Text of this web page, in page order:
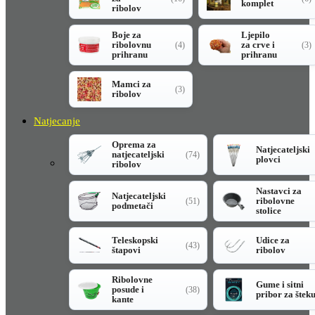
ribolov
komplet
Boje za
ribolovnu
prihranu
(4)
Ljepilo
za crve i
prihranu
(3)
Mamci za
ribolov
(3)
Natjecanje
Oprema za
natjecateljski
ribolov
(74)
Natjecateljski
plovci
Natjecateljski
podmetači
(51)
Nastavci za
ribolovne
stolice
Teleskopski
štapovi
(43)
Udice za
ribolov
Ribolovne
posude i
kante
(38)
Gume i sitni
pribor za šteku